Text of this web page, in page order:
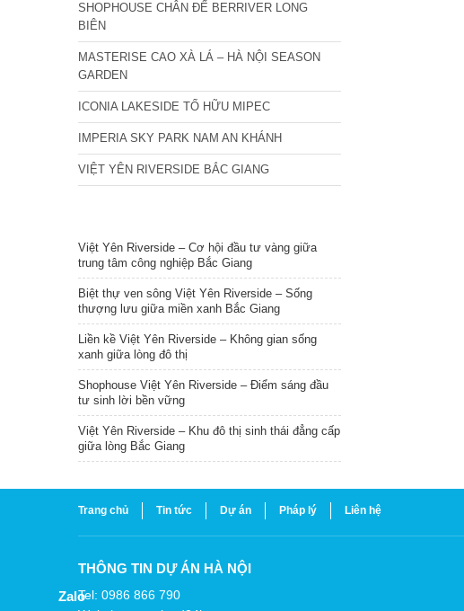
SHOPHOUSE CHÂN ĐẾ BERRIVER LONG
BIÊN
MASTERISE CAO XÀ LÁ – HÀ NỘI SEASON
GARDEN
ICONIA LAKESIDE TỐ HỮU MIPEC
IMPERIA SKY PARK NAM AN KHÁNH
VIỆT YÊN RIVERSIDE BẮC GIANG
Việt Yên Riverside – Cơ hội đầu tư vàng giữa
trung tâm công nghiệp Bắc Giang
Biệt thự ven sông Việt Yên Riverside – Sống
thượng lưu giữa miền xanh Bắc Giang
Liền kề Việt Yên Riverside – Không gian sống
xanh giữa lòng đô thị
Shophouse Việt Yên Riverside – Điểm sáng đầu
tư sinh lời bền vững
Việt Yên Riverside – Khu đô thị sinh thái đẳng cấp
giữa lòng Bắc Giang
Trang chủ Tin tức Dự án Pháp lý Liên hệ
THÔNG TIN DỰ ÁN HÀ NỘI
Tel: 0986 866 790
Zalo